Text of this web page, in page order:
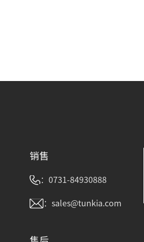
销售
：0731-84930888
：sales@tunkia.com